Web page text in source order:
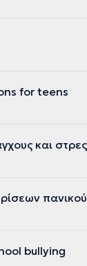
for teens
και στρες
πανικού
bullying